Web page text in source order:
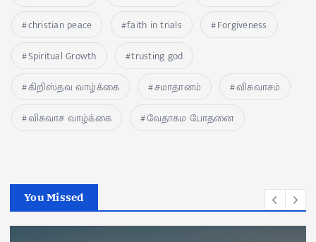
christian peace
faith in trials
Forgiveness
Spiritual Growth
trusting god
கிறிஸ்தவ வாழ்க்கை
சமாதானம்
விசுவாசம்
விசுவாச வாழ்க்கை
வேதாகம போதனை
You Missed